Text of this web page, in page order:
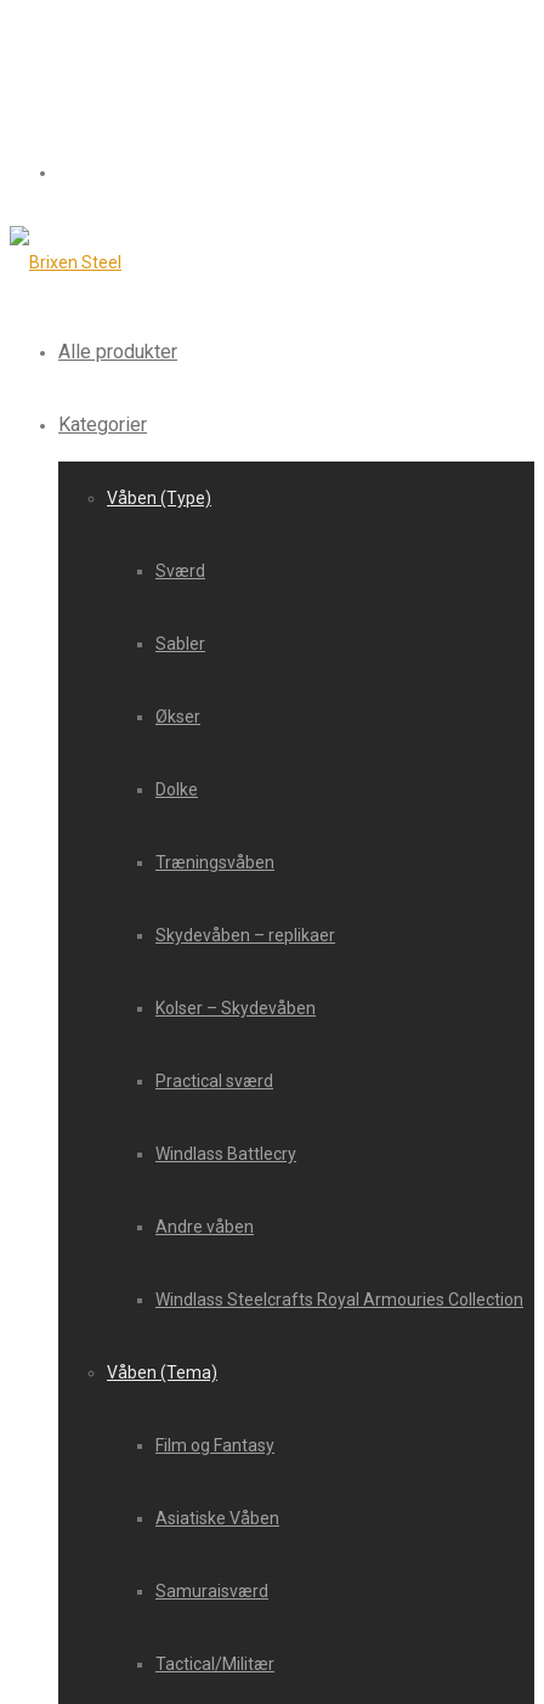
Alle produkter
Kategorier
Våben (Type)
Sværd
Sabler
Økser
Dolke
Træningsvåben
Skydevåben – replikaer
Kolser – Skydevåben
Practical sværd
Windlass Battlecry
Andre våben
Windlass Steelcrafts Royal Armouries Collection
Våben (Tema)
Film og Fantasy
Asiatiske Våben
Samuraisværd
Tactical/Militær